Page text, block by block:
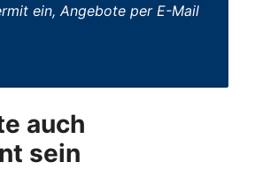
ein, Angebote per E-Mail
auch
sein